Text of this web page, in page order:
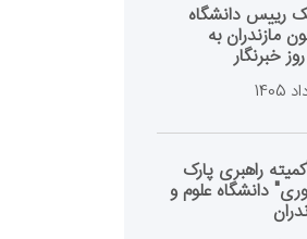
رییس دانشگاه
مازندران به
خبرنگار
راهبری پارک
دانشگاه علوم و